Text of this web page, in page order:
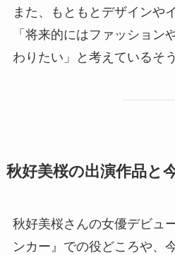
また、もともとデザインや
「将来的にはファッション
わりたい」と考えているそ
秋好美桜の出演作品と
秋好美桜さんの女優デビュ
ンカー』での役どころや、